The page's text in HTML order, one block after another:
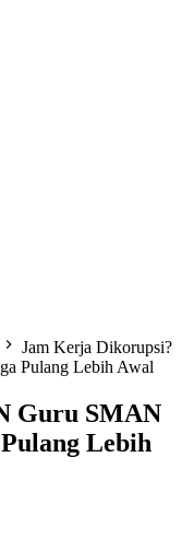
Jam Kerja Dikorupsi?
Pulang Lebih Awal
Guru SMAN
Lebih